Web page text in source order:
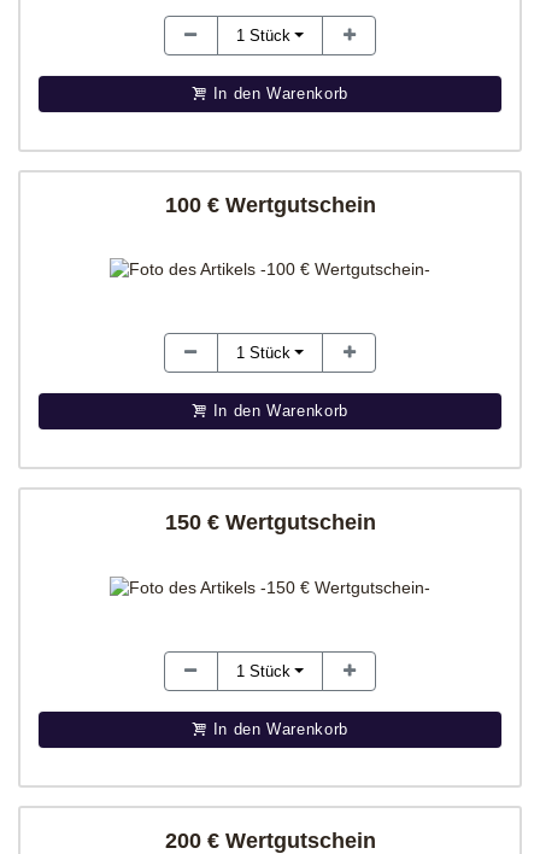
1 Stück
In den Warenkorb
100 € Wertgutschein
1 Stück
In den Warenkorb
150 € Wertgutschein
1 Stück
In den Warenkorb
200 € Wertgutschein